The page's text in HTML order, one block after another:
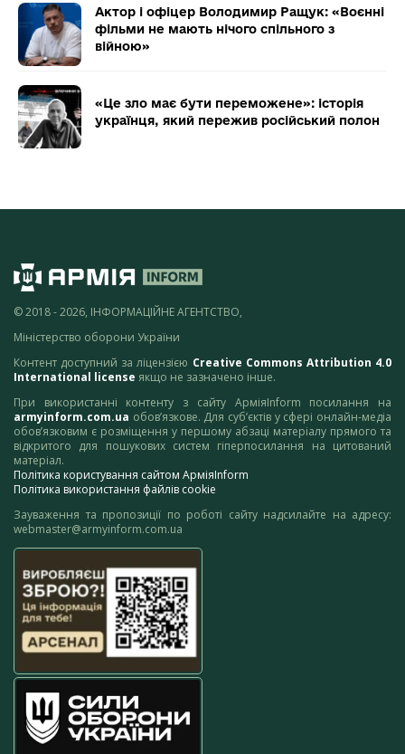
Актор і офіцер Володимир Ращук: «Воєнні
фільми не мають нічого спільного з
війною»
«Це зло має бути переможене»: історія
українця, який пережив російський полон
© 2018 - 2026, ІНФОРМАЦІЙНЕ АГЕНТСТВО,
Міністерство оборони України
Контент доступний за ліцензією Creative Commons Attribution 4.0
International license якщо не зазначено інше.
При використанні контенту з сайту АрміяInform посилання на
armyinform.com.ua обов’язкове. Для суб’єктів у сфері онлайн-медіа
обов’язковим є розміщення у першому абзаці матеріалу прямого та
відкритого для пошукових систем гіперпосилання на цитований
матеріал.
Політика користування сайтом АрміяInform
Політика використання файлів cookie
Зауваження та пропозиції по роботі сайту надсилайте на адресу:
webmaster@armyinform.com.ua